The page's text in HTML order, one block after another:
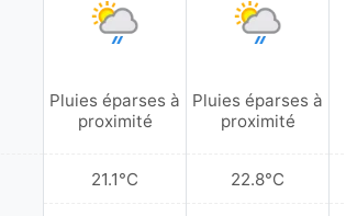
Pluies éparses à
proximité
21.1°C
Pluies éparses à
proximité
22.8°C